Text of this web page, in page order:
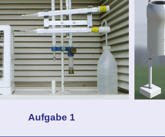
Aufgabe 1